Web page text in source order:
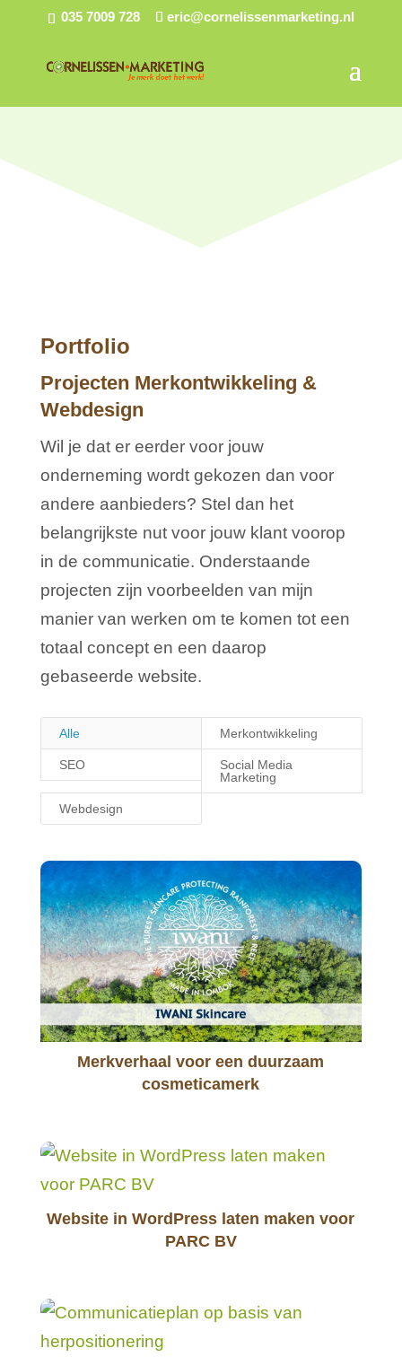
035 7009 728 eric@cornelissenmarketing.nl
Portfolio
Projecten Merkontwikkeling &
Webdesign
Wil je dat er eerder voor jouw
onderneming wordt gekozen dan voor
andere aanbieders? Stel dan het
belangrijkste nut voor jouw klant voorop
in de communicatie. Onderstaande
projecten zijn voorbeelden van mijn
manier van werken om te komen tot een
totaal concept en een daarop
gebaseerde website.
Alle Merkontwikkeling
SEO
Social Media
Marketing
Webdesign
Merkverhaal voor een duurzaam
cosmeticamerk
Website in WordPress laten maken voor
PARC BV